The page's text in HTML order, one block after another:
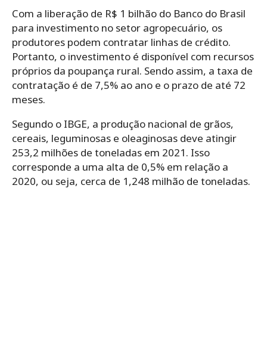
Com a liberação de R$ 1 bilhão do Banco do Brasil
para investimento no setor agropecuário, os
produtores podem contratar linhas de crédito.
Portanto, o investimento é disponível com recursos
próprios da poupança rural. Sendo assim, a taxa de
contratação é de 7,5% ao ano e o prazo de até 72
meses.
Segundo o IBGE, a produção nacional de grãos,
cereais, leguminosas e oleaginosas deve atingir
253,2 milhões de toneladas em 2021. Isso
corresponde a uma alta de 0,5% em relação a
2020, ou seja, cerca de 1,248 milhão de toneladas.